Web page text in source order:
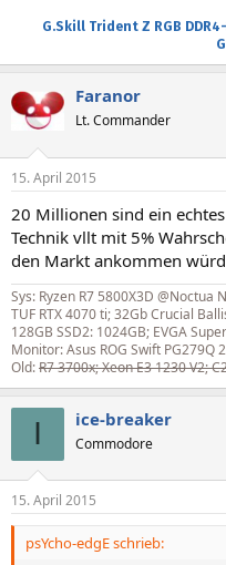
G.Skill Trident Z RGB
Faranor
Lt. Commander
15. April 2015
20 Millionen sind ein
Technik vllt mit 5%
den Markt ankommen
Sys: Ryzen R7 5800X3D @Noctua
TUF RTX 4070 ti; 32Gb Crucial
128GB SSD2: 1024GB; EVGA
Monitor: Asus ROG Swift PG279Q
Old:R7 3700x; Xeon E3 1230 V2;
I ice-breaker
Commodore
15. April 2015
psYcho-edgE schrieb: